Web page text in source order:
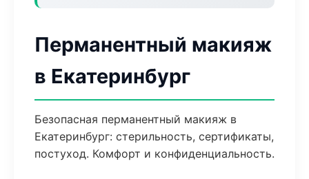
Перманентный макияж
в Екатеринбург
Безопасная перманентный макияж в
Екатеринбург: стерильность, сертификаты,
постуход. Комфорт и конфиденциальность.